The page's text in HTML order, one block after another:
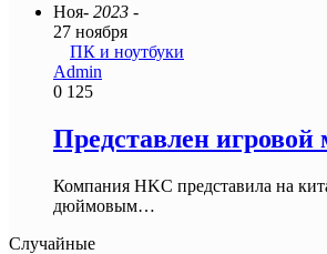
Ноя- 2023 -
27 ноября
ПК и ноутбуки
Admin
0 125
Представлен
Компания HKC представила на
дюймовым…
Случайные